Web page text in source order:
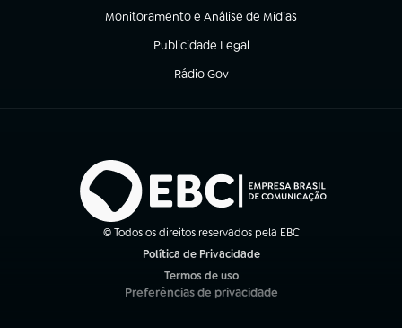
Monitoramento e Análise de Mídias
(abre em nova aba)
Publicidade Legal
(abre em nova aba)
Rádio Gov
(abre em nova aba)
© Todos os direitos reservados pela EBC
Política de Privacidade
Termos de uso
(abre em nova aba)
Preferências de privacidade